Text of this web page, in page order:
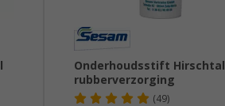
Onderhoudsstift
rubberverzorging
(49)